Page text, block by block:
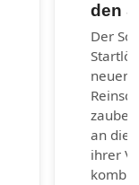
den
Der
neuen
an die
ihrer